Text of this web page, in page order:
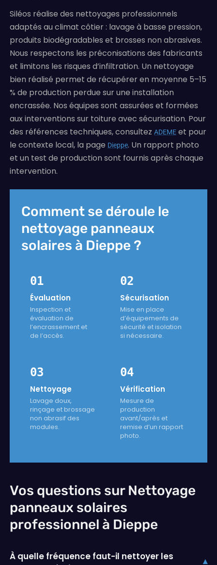
Siléos réalise des nettoyages professionnels
adaptés au climat côtier : lavage à basse pression,
produits biodégradables et brosses non abrasives.
Nous respectons les préconisations des fabricants
et limitons les risques d’infiltration. Un nettoyage
bien réalisé permet de récupérer en moyenne 5–15
% de production perdue sur une installation
encrassée. Nos équipes sont assurées et formées
aux interventions sur toiture avec sécurisation. Pour
des références techniques, consultez ADEME et pour
le contexte local, la page Dieppe. Un rapport photo
et un test de production sont fournis après chaque
intervention.
Comment se déroule le
nettoyage panneaux
solaires à Dieppe ?
01
Évaluation
Inspection et
évaluation de
l’encrassement et
de l’accès.
02
Sécurisation
Mise en place
d’équipements de
sécurité et isolation
si nécessaire.
03
Nettoyage
Lavage doux,
rinçage et brossage
non abrasif des
modules.
04
Vérification
Mesure de
production
avant/après et
remise d’un rapport
photo.
Vos questions sur Nettoyage
panneaux solaires
professionnel à Dieppe
À quelle fréquence faut-il nettoyer les